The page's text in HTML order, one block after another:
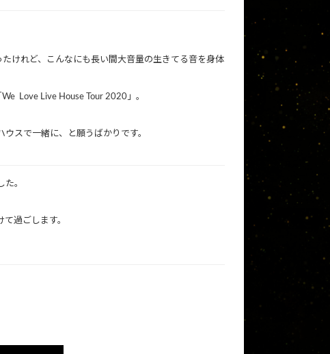
けれど、こんなにも長い間大音量の生きてる音を身体
Love Live House Tour 2020」。
スで一緒に、と願うばかりです。
。
過ごします。